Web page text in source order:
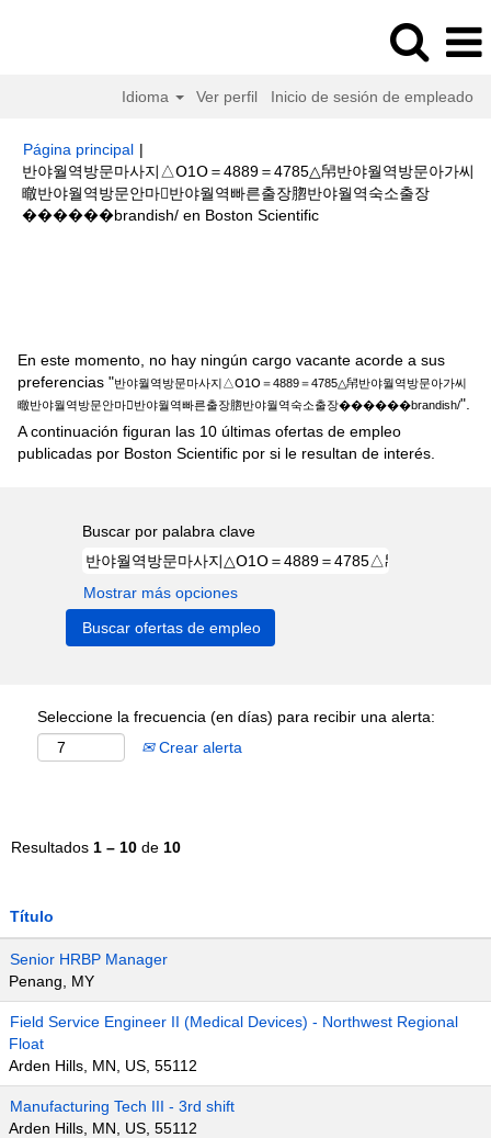
Idioma Ver perfil Inicio de sesión de empleado
Página principal |
반야월역방문마사지△Օ1Օ＝4889＝4785△帠반야월역방문아가씨
㬚반야월역방문안마반야월역빠른출장脗반야월역숙소출장
����‍��brandish/ en Boston Scientific(página
En este momento, no hay ningún cargo vacante acorde a sus
preferencias "반야월역방문마사지△Օ1Օ＝4889＝4785△帠반야월역방문아가씨
㬚반야월역방문안마반야월역빠른출장脗반야월역숙소출장����‍��brandish/".
A continuación figuran las 10 últimas ofertas de empleo
publicadas por Boston Scientific por si le resultan de interés.
Buscar por palabra clave
Mostrar más opciones
Seleccione la frecuencia (en días) para recibir una alerta:
Crear alerta
Resultados 1 – 10 de 10
Título
Senior HRBP Manager
Penang, MY
Field Service Engineer II (Medical Devices) - Northwest Regional
Float
Arden Hills, MN, US, 55112
Manufacturing Tech III - 3rd shift
Arden Hills, MN, US, 55112